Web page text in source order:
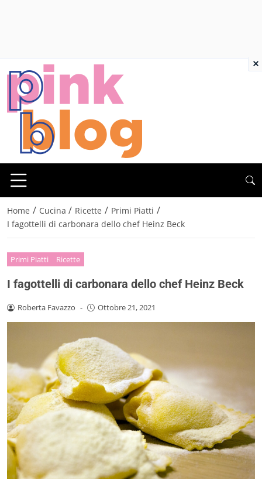
Home / Cucina / Ricette / Primi Piatti /
I fagottelli di carbonara dello chef Heinz Beck
Primi Piatti Ricette
I fagottelli di carbonara dello chef Heinz Beck
Roberta Favazzo - Ottobre 21, 2021
×